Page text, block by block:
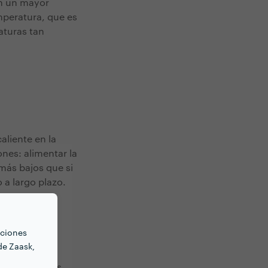
Zaask,
un mayor
que es
tan
en la
alimentar la
bajos que si
a largo plazo.